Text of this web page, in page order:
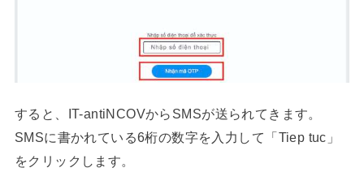
すると、IT-antiNCOVからSMSが送られてきます。
SMSに書かれている6桁の数字を入力して「Tiep tuc」
をクリックします。